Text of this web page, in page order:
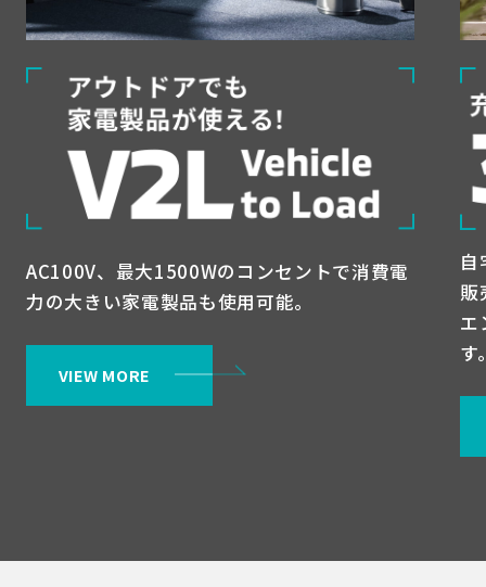
AC100V、最大1500Wのコンセントで消費電
力の大きい家電製品も使用可能。
VIEW MORE
自
販
エ
す